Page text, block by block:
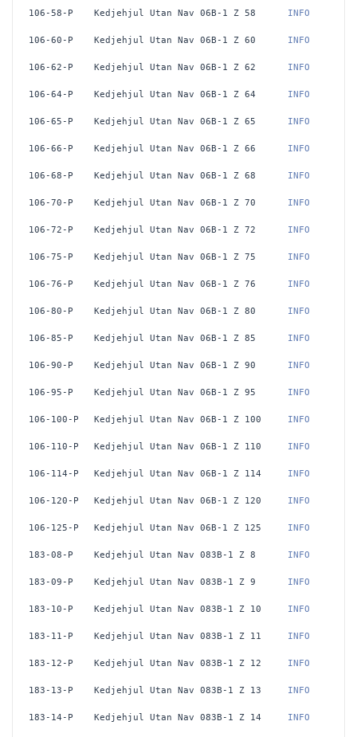
106-58-P Kedjehjul Utan Nav 06B-1 Z 58 INFO
106-60-P Kedjehjul Utan Nav 06B-1 Z 60 INFO
106-62-P Kedjehjul Utan Nav 06B-1 Z 62 INFO
106-64-P Kedjehjul Utan Nav 06B-1 Z 64 INFO
106-65-P Kedjehjul Utan Nav 06B-1 Z 65 INFO
106-66-P Kedjehjul Utan Nav 06B-1 Z 66 INFO
106-68-P Kedjehjul Utan Nav 06B-1 Z 68 INFO
106-70-P Kedjehjul Utan Nav 06B-1 Z 70 INFO
106-72-P Kedjehjul Utan Nav 06B-1 Z 72 INFO
106-75-P Kedjehjul Utan Nav 06B-1 Z 75 INFO
106-76-P Kedjehjul Utan Nav 06B-1 Z 76 INFO
106-80-P Kedjehjul Utan Nav 06B-1 Z 80 INFO
106-85-P Kedjehjul Utan Nav 06B-1 Z 85 INFO
106-90-P Kedjehjul Utan Nav 06B-1 Z 90 INFO
106-95-P Kedjehjul Utan Nav 06B-1 Z 95 INFO
106-100-P Kedjehjul Utan Nav 06B-1 Z 100 INFO
106-110-P Kedjehjul Utan Nav 06B-1 Z 110 INFO
106-114-P Kedjehjul Utan Nav 06B-1 Z 114 INFO
106-120-P Kedjehjul Utan Nav 06B-1 Z 120 INFO
106-125-P Kedjehjul Utan Nav 06B-1 Z 125 INFO
183-08-P Kedjehjul Utan Nav 083B-1 Z 8 INFO
183-09-P Kedjehjul Utan Nav 083B-1 Z 9 INFO
183-10-P Kedjehjul Utan Nav 083B-1 Z 10 INFO
183-11-P Kedjehjul Utan Nav 083B-1 Z 11 INFO
183-12-P Kedjehjul Utan Nav 083B-1 Z 12 INFO
183-13-P Kedjehjul Utan Nav 083B-1 Z 13 INFO
183-14-P Kedjehjul Utan Nav 083B-1 Z 14 INFO